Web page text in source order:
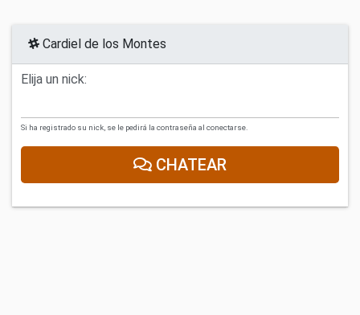
Cardiel de los Montes
Elija un nick:
Si ha registrado su nick, se le pedirá la contraseña al conectarse.
CHATEAR